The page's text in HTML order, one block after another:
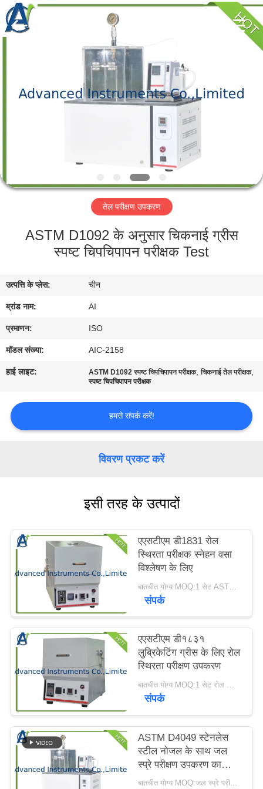
उत्पादों
में
भ्रमण
नियंत्रण
संपर्क
करें
मामलों
करें
साइटमैप
PRIVACY
POLICY
Advanced
Instruments
Co.,Limited.
All
Rights
तेल परीक्षण उपकरण
ASTM D1092 के अनुसार चिकनाई ग्रीस
स्पष्ट चिपचिपापन परीक्षक Test
उत्पत्ति के प्लेस: चीन
ब्रांड नाम: AI
प्रमाणन: ISO
मॉडल संख्या: AIC-2158
हाई लाइट: ASTM D1092 स्पष्ट चिपचिपापन परीक्षक,चिकनाई तेल परीक्षक,
स्पष्ट चिपचिपापन परीक्षक
हमसे संपर्क करें!
विवरण प्रकट करें
इसी तरह के उत्पादों
एएसटीएम डी1831 रोल
स्थिरता परीक्षक स्नेहन वसा
विश्लेषण के लिए
बातचीत योग्य MOQ:1 सेट ASTM D1831 रोल स्थिरता परीक्षक
संपर्क
एएसटीएम डी१८३१
लुब्रिकेटिंग ग्रीस के लिए रोल
स्थिरता परीक्षण उपकरण
बातचीत योग्य MOQ:1 सेट रोल स्थिरता परीक्षण उपकरण
संपर्क
ASTM D4049 स्टेनलेस
स्टील नोजल के साथ जल
स्प्रे परीक्षण उपकरण का
प्रतिरोध
बातचीत योग्य MOQ:जल स्प्रे परीक्षण उपकरण के लिए 1 सेट प्रतिरोध